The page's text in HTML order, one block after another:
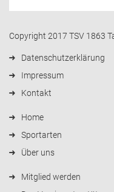
Copyright 2017 TSV 1863
Datenschutzerklärung
Impressum
Kontakt
Home
Sportarten
Über uns
Mitglied werden